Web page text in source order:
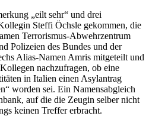
„eilt sehr“ und drei
Steffi Öchsle gekommen, die
Terrorismus-Abwehrzentrum
Polizeien des Bundes und der
Alias-Namen Amris mitgeteilt und
nachzufragen, ob eine
in Italien einen Asylantrag
worden sei. Ein Namensabgleich
auf die die Zeugin selber nicht
keinen Treffer erbracht.